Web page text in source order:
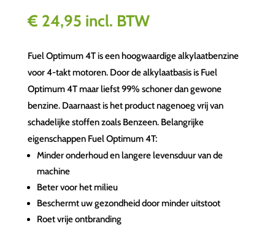
€ 24,95 incl. BTW
Fuel Optimum 4T is een hoogwaardige alkylaatbenzine
voor 4-takt motoren. Door de alkylaatbasis is Fuel
Optimum 4T maar liefst 99% schoner dan gewone
benzine. Daarnaast is het product nagenoeg vrij van
schadelijke stoffen zoals Benzeen. Belangrijke
eigenschappen Fuel Optimum 4T:
Minder onderhoud en langere levensduur van de
machine
Beter voor het milieu
Beschermt uw gezondheid door minder uitstoot
Roet vrije ontbranding